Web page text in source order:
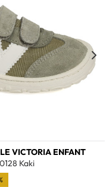
VICTORIA ENFANT
Kaki